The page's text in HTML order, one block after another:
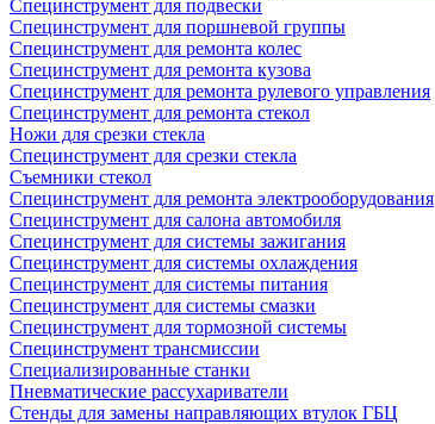
Специнструмент для подвески
Специнструмент для поршневой группы
Специнструмент для ремонта колес
Специнструмент для ремонта кузова
Специнструмент для ремонта рулевого управления
Специнструмент для ремонта стекол
Ножи для срезки стекла
Специнструмент для срезки стекла
Съемники стекол
Специнструмент для ремонта электрооборудования
Специнструмент для салона автомобиля
Специнструмент для системы зажигания
Специнструмент для системы охлаждения
Специнструмент для системы питания
Специнструмент для системы смазки
Специнструмент для тормозной системы
Специнструмент трансмиссии
Специализированные станки
Пневматические рассухариватели
Стенды для замены направляющих втулок ГБЦ